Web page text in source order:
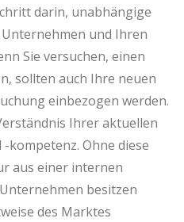
darin, unabhängige
und Ihren
Sie versuchen, einen
sollten auch Ihre neuen
einbezogen werden.
Ihrer aktuellen
Ohne diese
aus einer internen
besitzen
des Marktes